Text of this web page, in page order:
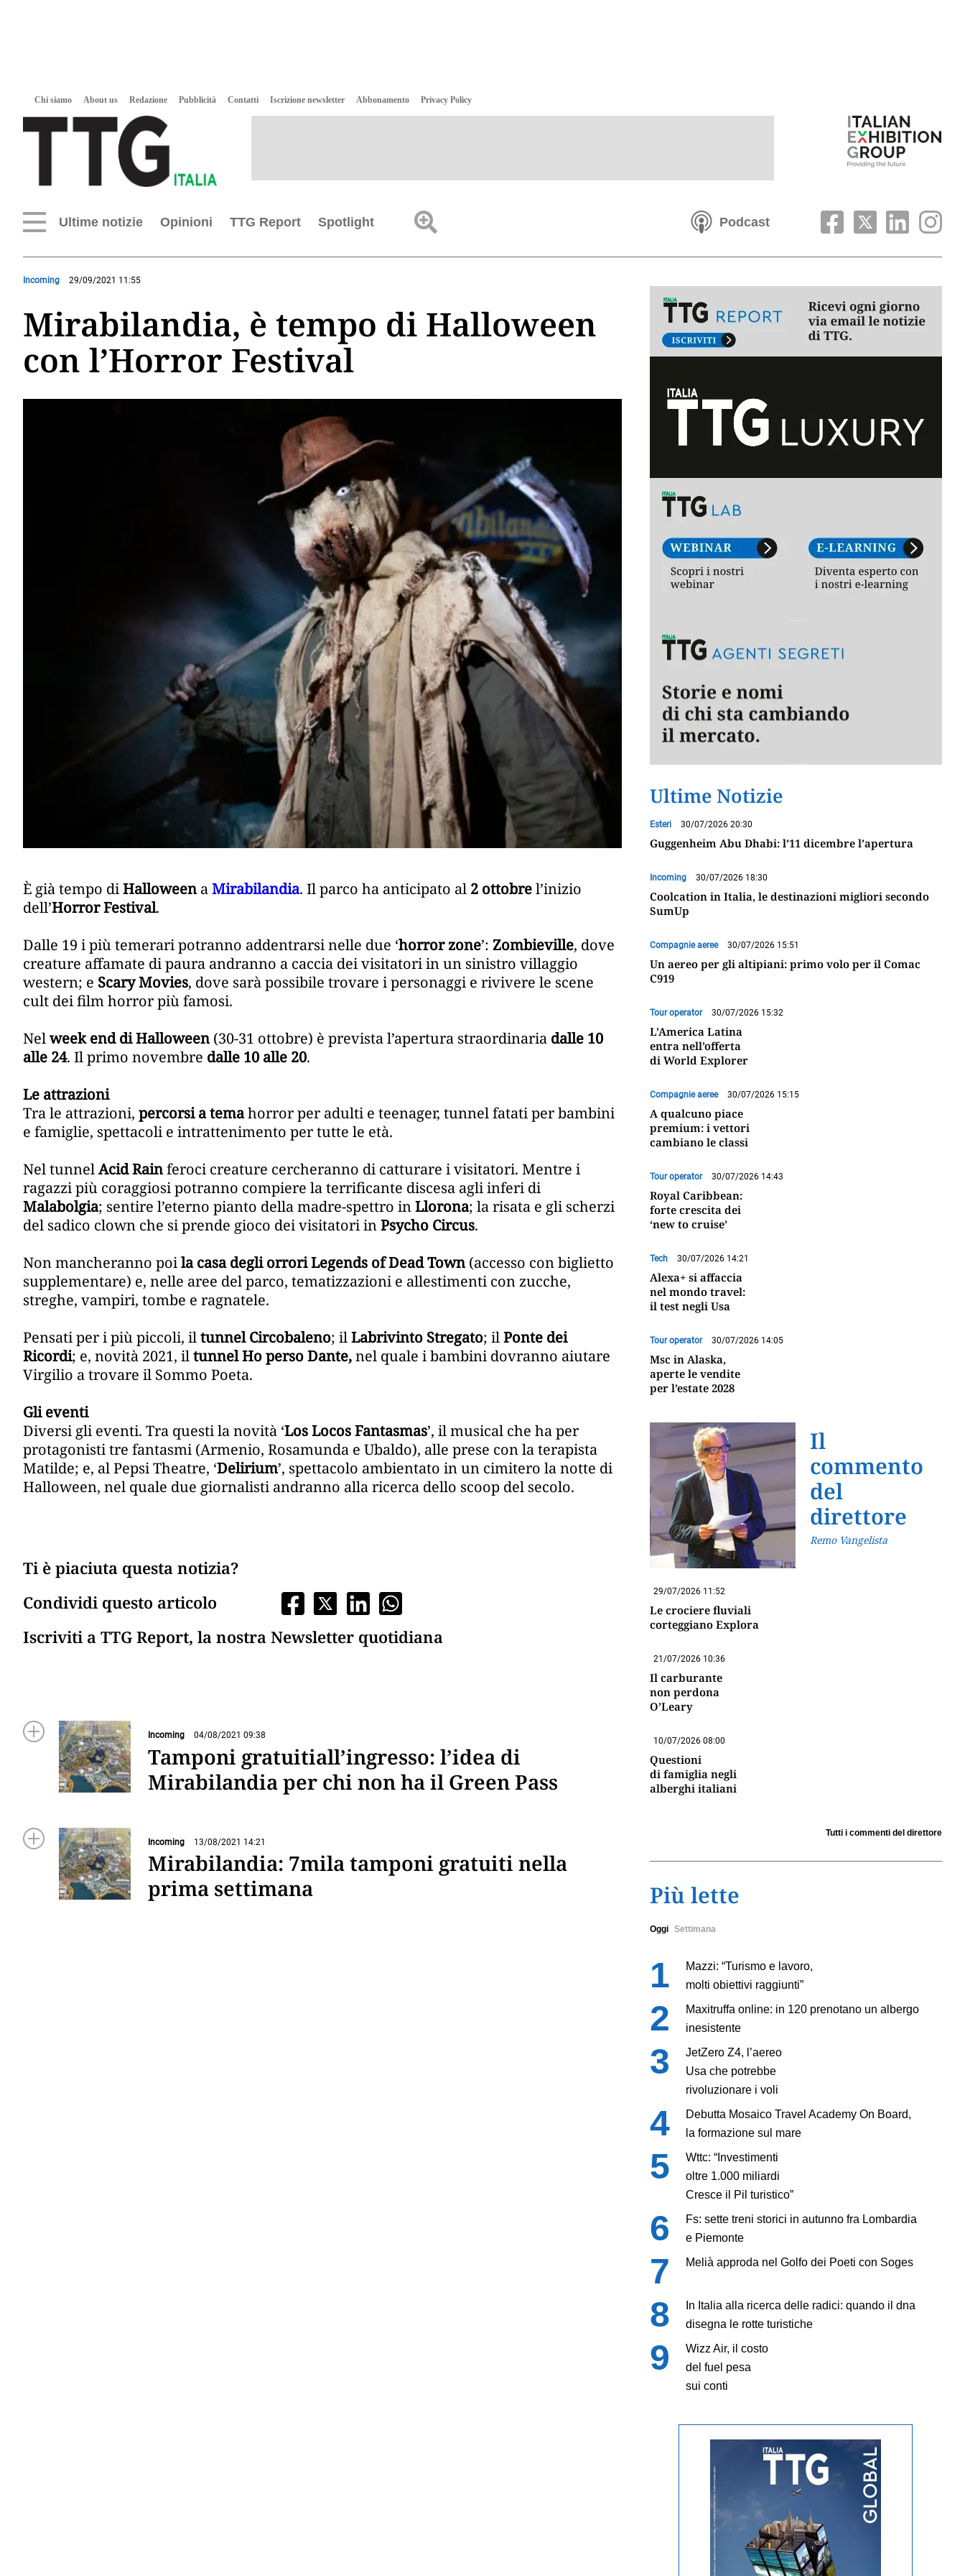
Chi siamo About us Redazione Pubblicità Contatti Iscrizione newsletter Abbonamento Privacy Policy
Ultime notizie Opinioni TTG Report Spotlight Podcast
Incoming 29/09/2021 11:55
Mirabilandia, è tempo di Halloween
con l’Horror Festival
È già tempo diHalloweenaMirabilandia. Il parco ha anticipato al 2 ottobrel’inizio
dell’Horror Festival.
Dalle 19 i più temerari potranno addentrarsi nelle due ‘horror zone’: Zombieville, dove
creature affamate di paura andranno a caccia dei visitatori in un sinistro villaggio
western; e Scary Movies, dove sarà possibile trovare i personaggi e rivivere le scene
cult dei film horror più famosi.
Nelweek end di Halloween(30-31 ottobre) è prevista l’apertura straordinaria dalle 10
alle 24. Il primo novembre dalle 10 alle 20.
Le attrazioni
Tra le attrazioni, percorsi a temahorror per adulti e teenager, tunnel fatati per bambini
e famiglie, spettacoli e intrattenimento per tutte le età.
Nel tunnelAcid Rainferoci creature cercheranno di catturare i visitatori. Mentre i
ragazzi più coraggiosi potranno compiere la terrificante discesa agli inferi di
Malabolgia; sentire l’eterno pianto della madre-spettro inLlorona; la risata e gli scherzi
del sadico clown che si prende gioco dei visitatori inPsycho Circus.
Non mancheranno poila casa degli orrori Legends of Dead Town(accesso con biglietto
supplementare) e, nelle aree del parco, tematizzazioni e allestimenti con zucche,
streghe, vampiri, tombe e ragnatele.
Pensati per i più piccoli, iltunnel Circobaleno; ilLabrivinto Stregato; ilPonte dei
Ricordi; e, novità 2021, iltunnel Ho perso Dante,nel quale i bambini dovranno aiutare
Virgilio a trovare il Sommo Poeta.
Gli eventi
Diversi gli eventi. Tra questi la novità ‘Los Locos Fantasmas’, il musical che ha per
protagonisti tre fantasmi (Armenio, Rosamunda e Ubaldo), alle prese con la terapista
Matilde; e, al Pepsi Theatre, ‘Delirium’, spettacolo ambientato in un cimitero la notte di
Halloween, nel quale due giornalisti andranno alla ricerca dello scoop del secolo.
Ti è piaciuta questa notizia?
Condividi questo articolo
Iscriviti a TTG Report, la nostra Newsletter quotidiana
Incoming 04/08/2021 09:38
Tamponi gratuitiall’ingresso: l’idea di
Mirabilandia per chi non ha il Green Pass
Incoming 13/08/2021 14:21
Mirabilandia: 7mila tamponi gratuiti nella
prima settimana
Ultime Notizie
Esteri 30/07/2026 20:30
Guggenheim Abu Dhabi: l’11 dicembre l’apertura
Incoming 30/07/2026 18:30
Coolcation in Italia, le destinazioni migliori secondo
SumUp
Compagnie aeree 30/07/2026 15:51
Un aereo per gli altipiani: primo volo per il Comac
C919
Tour operator 30/07/2026 15:32
L’America Latina
entra nell’offerta
di World Explorer
Compagnie aeree 30/07/2026 15:15
A qualcuno piace
premium: i vettori
cambiano le classi
Tour operator 30/07/2026 14:43
Royal Caribbean:
forte crescita dei
‘new to cruise’
Tech 30/07/2026 14:21
Alexa+ si affaccia
nel mondo travel:
il test negli Usa
Tour operator 30/07/2026 14:05
Msc in Alaska,
aperte le vendite
per l’estate 2028
Il
commento
del
direttore
Remo Vangelista
29/07/2026 11:52
Le crociere fluviali
corteggiano Explora
21/07/2026 10:36
Il carburante
non perdona
O’Leary
10/07/2026 08:00
Questioni
di famiglia negli
alberghi italiani
Tutti i commenti del direttore
Più lette
Oggi Settimana
Mazzi: “Turismo e lavoro,
molti obiettivi raggiunti”
Maxitruffa online: in 120 prenotano un albergo
inesistente
JetZero Z4, l’aereo
Usa che potrebbe
rivoluzionare i voli
Debutta Mosaico Travel Academy On Board,
la formazione sul mare
Wttc: “Investimenti
oltre 1.000 miliardi
Cresce il Pil turistico”
Fs: sette treni storici in autunno fra Lombardia
e Piemonte
Melià approda nel Golfo dei Poeti con Soges
In Italia alla ricerca delle radici: quando il dna
disegna le rotte turistiche
Wizz Air, il costo
del fuel pesa
sui conti